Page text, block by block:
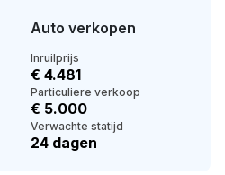
Auto verkopen
Inruilprijs
€ 4.481
Particuliere verkoop
€ 5.000
Verwachte statijd
24 dagen